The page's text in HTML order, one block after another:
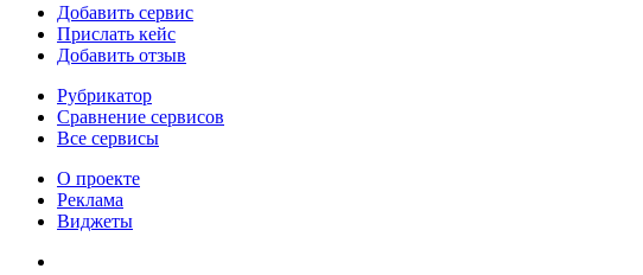
Добавить сервис
Прислать кейс
Добавить отзыв
Рубрикатор
Сравнение сервисов
Все сервисы
О проекте
Реклама
Виджеты